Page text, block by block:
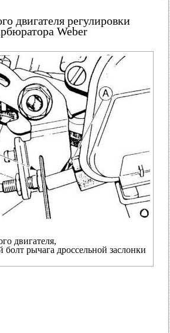
двигателя регулировки
Weber
двигателя,
рычага дроссельной заслонки